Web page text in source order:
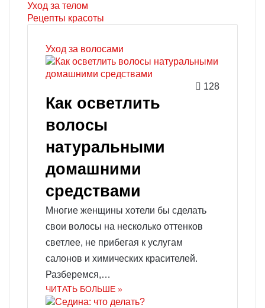
Уход за телом
Рецепты красоты
Уход за волосами
128
Как осветлить
волосы
натуральными
домашними
средствами
Многие женщины хотели бы сделать
свои волосы на несколько оттенков
светлее, не прибегая к услугам
салонов и химических красителей.
Разберемся,…
ЧИТАТЬ БОЛЬШЕ »